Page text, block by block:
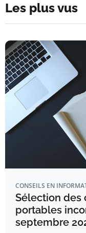
Les plus vus
CONSEILS EN
Sélection des
portables
septembre